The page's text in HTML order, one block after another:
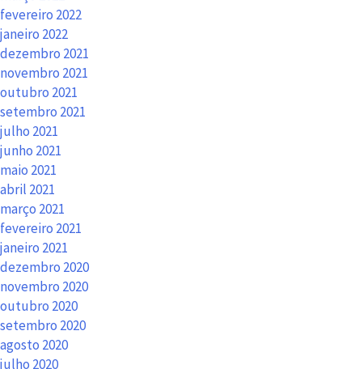
fevereiro 2022
janeiro 2022
dezembro 2021
novembro 2021
outubro 2021
setembro 2021
julho 2021
junho 2021
maio 2021
abril 2021
março 2021
fevereiro 2021
janeiro 2021
dezembro 2020
novembro 2020
outubro 2020
setembro 2020
agosto 2020
julho 2020